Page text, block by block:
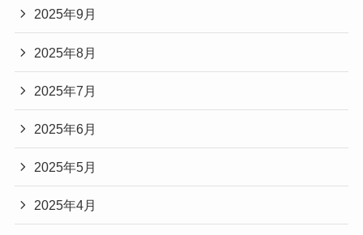
2025年9月
2025年8月
2025年7月
2025年6月
2025年5月
2025年4月